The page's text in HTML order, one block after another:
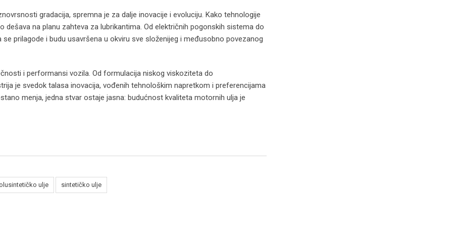
gradacija, spremna je za dalje inovacije i evoluciju. Kako tehnologije
na planu zahteva za lubrikantima. Od električnih pogonskih sistema do
prilagode i budu usavršena u okviru sve složenijeg i međusobno povezanog
i performansi vozila. Od formulacija niskog viskoziteta do
je svedok talasa inovacija, vođenih tehnološkim napretkom i preferencijama
menja, jedna stvar ostaje jasna: budućnost kvaliteta motornih ulja je
ulje sintetičko ulje